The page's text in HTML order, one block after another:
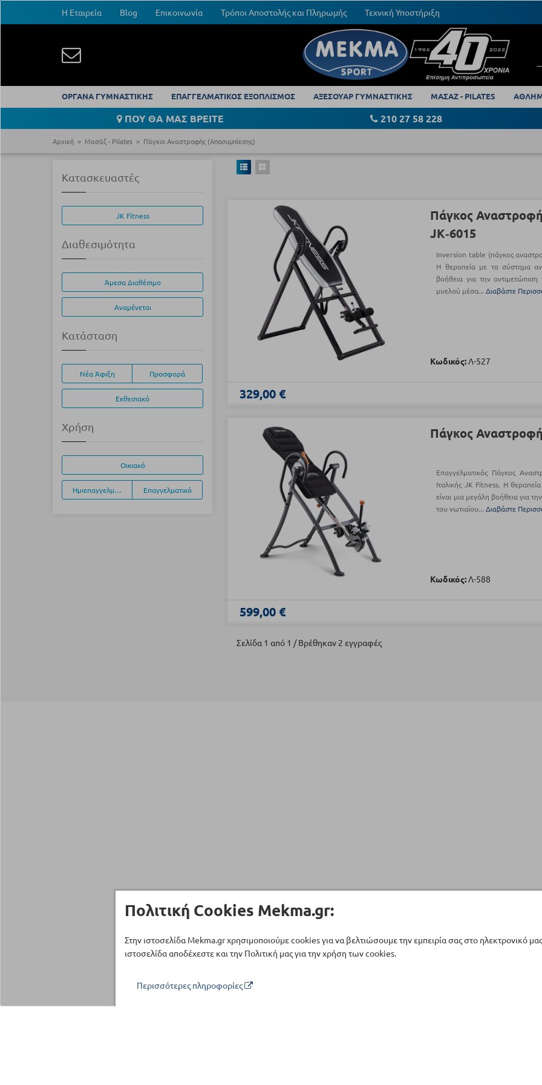
Η Εταιρεία Blog Επικοινωνία Τρόποι Αποστολής και Πληρωμής Τεχνική Υποστήριξη
ΟΡΓΑΝΑ ΓΥΜΝΑΣΤΙΚΗΣ ΕΠΑΓΓΕΛΜΑΤΙΚΟΣ ΕΞΟΠΛΙΣΜΟΣ ΑΞΕΣΟΥΑΡ ΓΥΜΝΑΣΤΙΚΗΣ ΜΑΣΑΖ - PILATES
ΠΟΥ ΘΑ ΜΑΣ ΒΡΕΙΤΕ 210 27 58 228
Αρχική Μασάζ - Pilates Πάγκοι Αναστροφής (Αποσυμπίεσης)
Πάγκος
JK‑6015
Inversion table (πάγκος
Η θεραπεία με το σύστημα
βοήθεια για την
μυελού μέσα...Διαβάστε
Κωδικός:Λ-527
329,00 €
Πάγκος
Επαγγελματικός Πάγκος
Ιταλικής JK Fitness. Η
είναι μια μεγάλη βοήθεια για
του νωτιαίου...Διαβάστε
Κωδικός:Λ-588
599,00 €
Σελίδα 1 από 1 / Βρέθηκαν 2 εγγραφές
Κατασκευαστές
JK Fitness
Διαθεσιμότητα
Άμεσα Διαθέσιμο
Αναμένεται
Κατάσταση
Νέα Άφιξη Προσφορά
Εκθεσιακό
Χρήση
Οικιακό
Ημιεπαγγελματικό Επαγγελματικό
Πολιτική Cookies Mekma.gr:
Στην ιστοσελίδα Mekma.gr χρησιμοποιούμε cookies για να βελτιώσουμε την εμπειρία σας στο ηλεκτρονικό
ιστοσελίδα αποδέχεστε και την Πολιτική μας για την χρήση των cookies.
Περισσότερες πληροφορίες